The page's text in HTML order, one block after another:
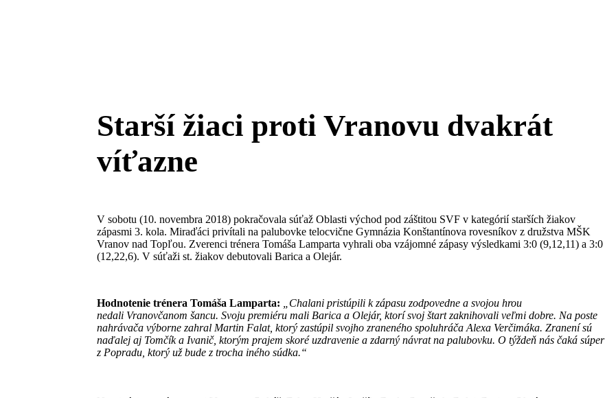
Starší žiaci proti Vranovu dvakrát
víťazne
V sobotu (10. novembra 2018) pokračovala súťaž Oblasti východ pod záštitou SVF v kategórií starších žiakov
zápasmi 3. kola. Miraďáci privítali na palubovke telocvične Gymnázia Konštantínova rovesníkov z družstva MŠK
Vranov nad Topľou. Zverenci trénera Tomáša Lamparta vyhrali oba vzájomné zápasy výsledkami 3:0 (9,12,11) a 3:0
(12,22,6). V súťaži st. žiakov debutovali Barica a Olejár.
Hodnotenie trénera Tomáša Lamparta:
„Chalani pristúpili k zápasu zodpovedne a svojou hrou
nedali Vranovčanom šancu. Svoju premiéru mali Barica a Olejár, ktorí svoj štart zaknihovali veľmi dobre. Na poste
nahrávača výborne zahral Martin Falat, ktorý zastúpil svojho zraneného spoluhráča Alexa Verčimáka. Zranení sú
naďalej aj Tomčík a Ivanič, ktorým prajem skoré uzdravenie a zdarný návrat na palubovku. O týždeň nás čaká súper
z Popradu, ktorý už bude z trocha iného súdka.“